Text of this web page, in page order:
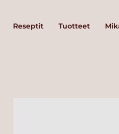
Reseptit Tuotteet